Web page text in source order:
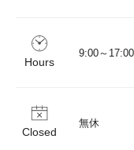
Hours
9:00～17:00
Closed
無休